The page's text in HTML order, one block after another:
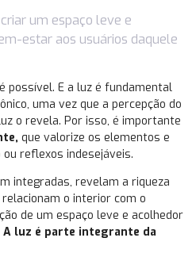
um espaço leve e
estar aos usuários daquele
possível. E a luz é fundamental
uma vez que a percepção do
o revela. Por isso, é importante
que valorize os elementos e
reflexos indesejáveis.
integradas, revelam a riqueza
o interior com o
de um espaço leve e acolhedor
A luz é parte integrante da